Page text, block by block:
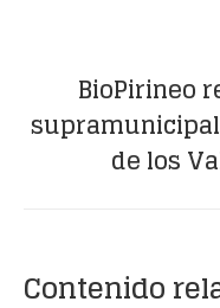
BioPirineo
de los
Contenido